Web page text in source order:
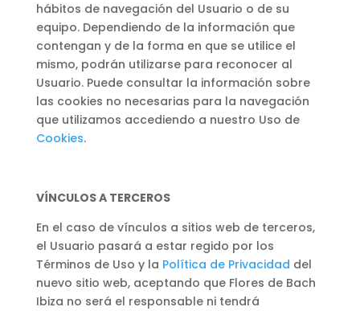
hábitos de navegación del Usuario o de su
equipo. Dependiendo de la información que
contengan y de la forma en que se utilice el
mismo, podrán utilizarse para reconocer al
Usuario. Puede consultar la información sobre
las cookies no necesarias para la navegación
que utilizamos accediendo a nuestro Uso de
Cookies.
VÍNCULOS A TERCEROS
En el caso de vínculos a sitios web de terceros,
el Usuario pasará a estar regido por los
Términos de Uso y la Política de Privacidad del
nuevo sitio web, aceptando que Flores de Bach
Ibiza no será el responsable ni tendrá